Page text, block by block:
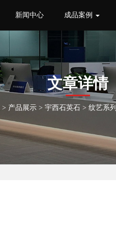
新闻中心 成品案例
文章详情
> 产品展示 > 宇西石英石 > 纹艺系列